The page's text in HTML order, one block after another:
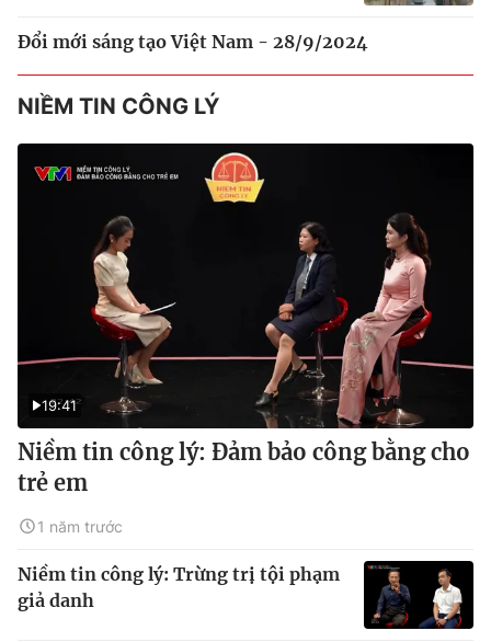
Đổi mới sáng tạo Việt Nam - 28/9/2024
NIỀM TIN CÔNG LÝ
19:41
Niềm tin công lý: Đảm bảo công bằng cho
trẻ em
1 năm trước
Niềm tin công lý: Trừng trị tội phạm
giả danh